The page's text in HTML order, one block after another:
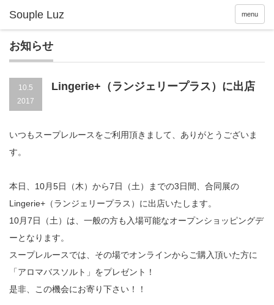
menu
お知らせ
10.5
2017
Lingerie+（ランジェリープラス）に出店
いつもスープレルースをご利用頂きまして、ありがとうございま
す。
本日、10月5日（木）から7日（土）までの3日間、合同展の
Lingerie+（ランジェリープラス）に出店いたします。
10月7日（土）は、一般の方も入場可能なオープンショッピングデ
ーとなります。
スープレルースでは、その場でオンラインからご購入頂いた方に
「アロマバスソルト」をプレゼント！
是非、この機会にお寄り下さい！！